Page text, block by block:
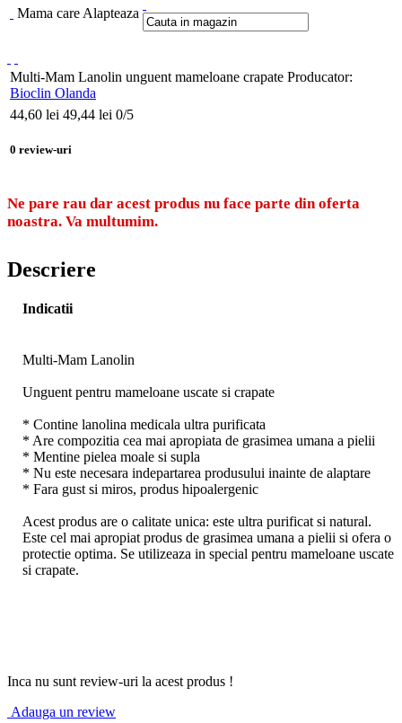
Mama care Alapteaza
Multi-Mam Lanolin unguent mameloane crapate Producator:
Bioclin Olanda
44,60 lei 49,44 lei 0/5
0 review-uri
Ne pare rau dar acest produs nu face parte din oferta
noastra. Va multumim.
Descriere
Indicatii
Multi-Mam Lanolin
Unguent pentru mameloane uscate si crapate
* Contine lanolina medicala ultra purificata
* Are compozitia cea mai apropiata de grasimea umana a pielii
* Mentine pielea moale si supla
* Nu este necesara indepartarea produsului inainte de alaptare
* Fara gust si miros, produs hipoalergenic
Acest produs are o calitate unica: este ultra purificat si natural.
Este cel mai apropiat produs de grasimea umana a pielii si ofera o
protectie optima. Se utilizeaza in special pentru mameloane uscate
si crapate.
Inca nu sunt review-uri la acest produs !
Adauga un review